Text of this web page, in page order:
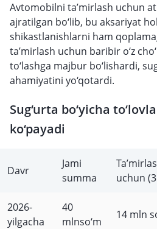
Avtomobilni ta’mirlash uchun
ajratilgan bo‘lib, bu aksariyat
shikastlanishlarni ham
ta’mirlash uchun baribir o‘z
to‘lashga majbur bo‘lishardi,
ahamiyatini yo‘qotardi.
Sug‘urta bo‘yicha
ko‘payadi
Davr
Jami
summa
uchun
2026-
yilgacha
40
mlnso‘m
14 mln